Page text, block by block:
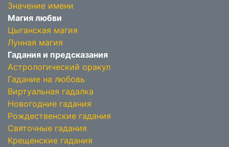
Значение имени
Магия любви
Цыганская магия
Лунная магия
Гадания и предсказания
Астрологический оракул
Гадание на любовь
Виртуальная гадалка
Новогодние гадания
Рождественские гадания
Святочные гадания
Крещенские гадания